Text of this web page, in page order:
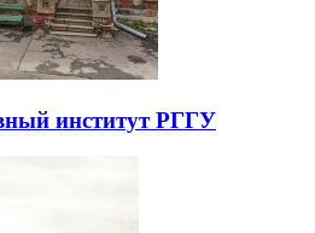
институт РГГУ